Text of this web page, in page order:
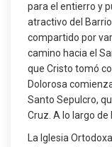
para el entierro y
atractivo del
compartido por
camino hacia el
que Cristo tomó
Dolorosa
Santo Sepulcro,
Cruz. A lo largo de
La Iglesia